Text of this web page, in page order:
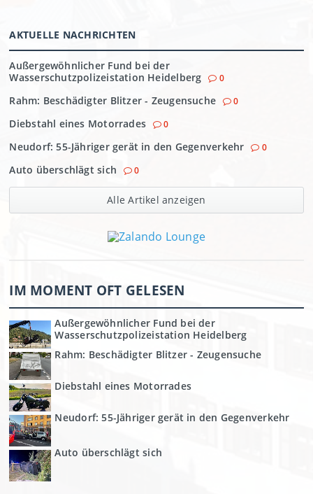
AKTUELLE NACHRICHTEN
Außergewöhnlicher Fund bei der
Wasserschutzpolizeistation Heidelberg
0
Rahm: Beschädigter Blitzer - Zeugensuche 0
Diebstahl eines Motorrades 0
Neudorf: 55-Jähriger gerät in den Gegenverkehr 0
Auto überschlägt sich 0
Alle Artikel anzeigen
IM MOMENT OFT GELESEN
Außergewöhnlicher Fund bei der
Wasserschutzpolizeistation Heidelberg
Rahm: Beschädigter Blitzer - Zeugensuche
Diebstahl eines Motorrades
Neudorf: 55-Jähriger gerät in den Gegenverkehr
Auto überschlägt sich